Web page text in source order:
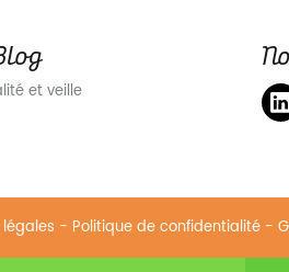
et veille
- Politique de confidentialité-